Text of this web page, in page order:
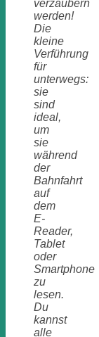
verzaubern
werden!
Die
kleine
Verführung
für
unterwegs:
sie
sind
ideal,
um
sie
während
der
Bahnfahrt
auf
dem
E-
Reader,
Tablet
oder
Smartphone
zu
lesen.
Du
kannst
alle